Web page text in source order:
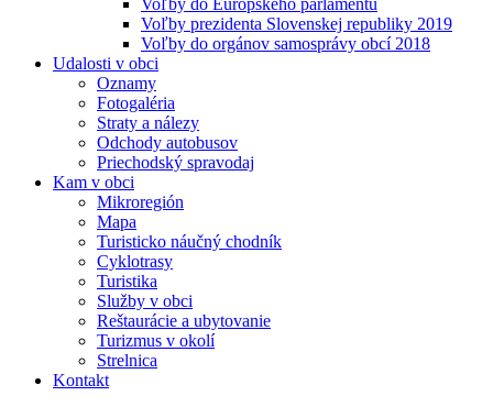
Voľby do Európskeho parlamentu
Voľby prezidenta Slovenskej republiky 2019
Voľby do orgánov samosprávy obcí 2018
Udalosti v obci
Oznamy
Fotogaléria
Straty a nálezy
Odchody autobusov
Priechodský spravodaj
Kam v obci
Mikroregión
Mapa
Turisticko náučný chodník
Cyklotrasy
Turistika
Služby v obci
Reštaurácie a ubytovanie
Turizmus v okolí
Strelnica
Kontakt